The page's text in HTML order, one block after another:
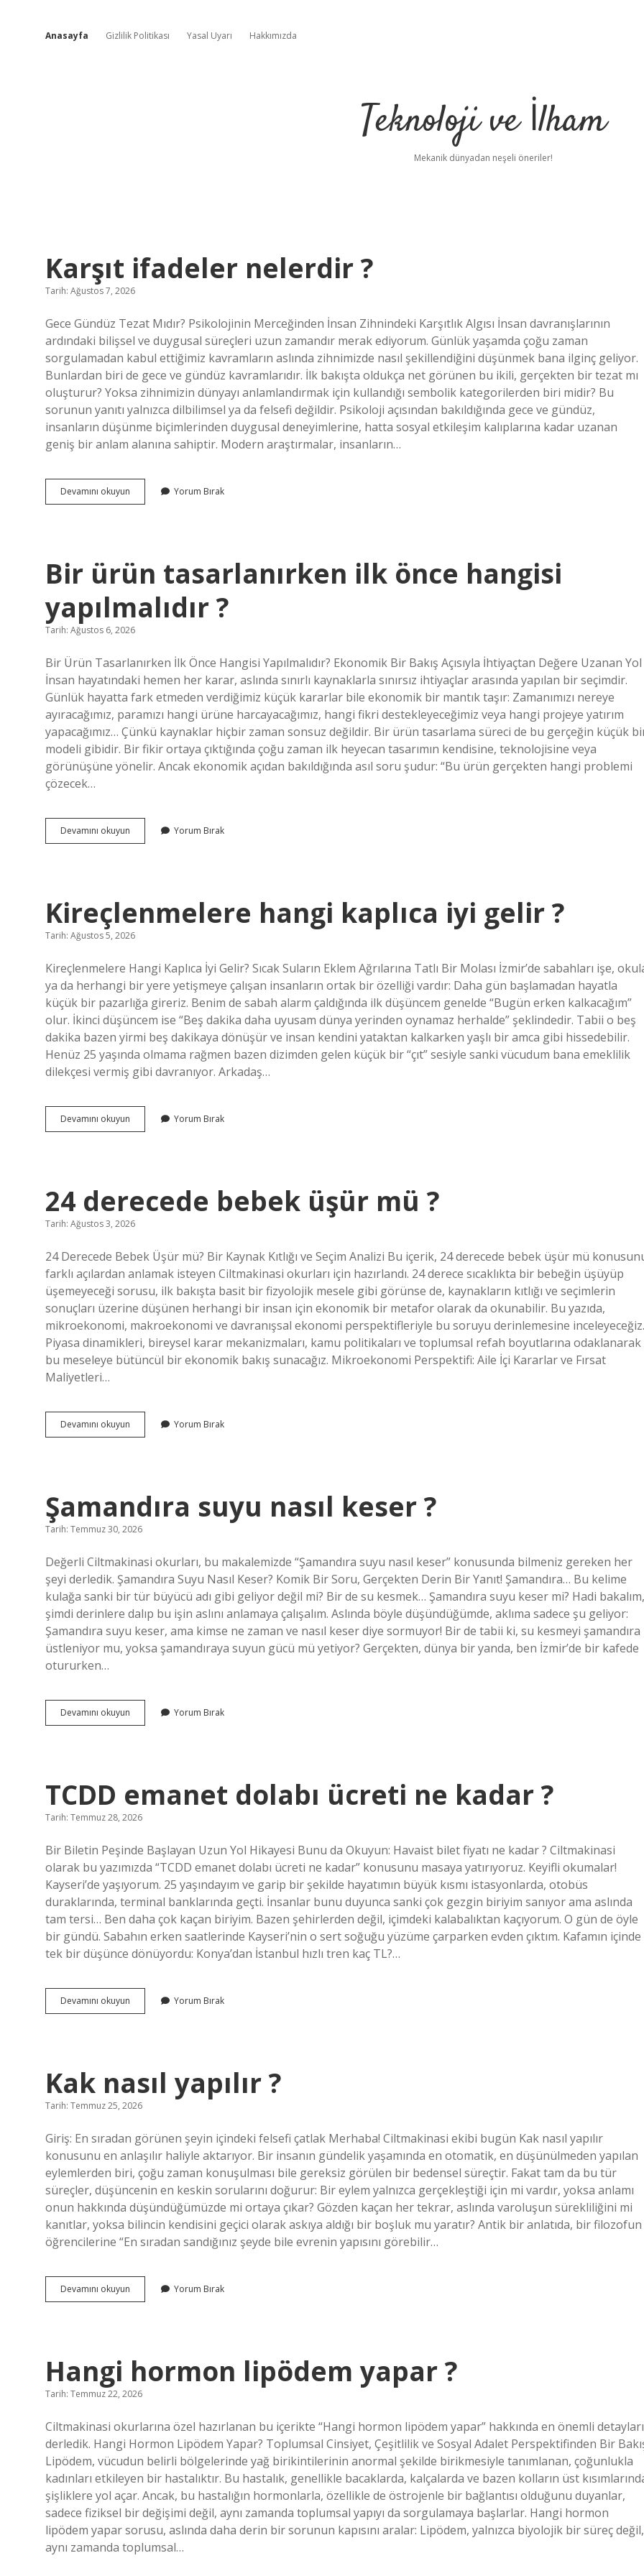
Anasayfa Gizlilik Politikası Yasal Uyarı Hakkımızda
Teknoloji ve İlham
Mekanik dünyadan neşeli öneriler!
Teknoloji
ve
İlham
Yazılar
Karşıt ifadeler nelerdir ?
Tarih: Ağustos 7, 2026
Gece Gündüz Tezat Mıdır? Psikolojinin Merceğinden İnsan Zihnindeki Karşıtlık Algısı İnsan davranışlarının
ardındaki bilişsel ve duygusal süreçleri uzun zamandır merak ediyorum. Günlük yaşamda çoğu zaman
sorgulamadan kabul ettiğimiz kavramların aslında zihnimizde nasıl şekillendiğini düşünmek bana ilginç geliyor.
Bunlardan biri de gece ve gündüz kavramlarıdır. İlk bakışta oldukça net görünen bu ikili, gerçekten bir tezat mı
oluşturur? Yoksa zihnimizin dünyayı anlamlandırmak için kullandığı sembolik kategorilerden biri midir? Bu
sorunun yanıtı yalnızca dilbilimsel ya da felsefi değildir. Psikoloji açısından bakıldığında gece ve gündüz,
insanların düşünme biçimlerinden duygusal deneyimlerine, hatta sosyal etkileşim kalıplarına kadar uzanan
geniş bir anlam alanına sahiptir. Modern araştırmalar, insanların…
Devamını okuyun
ifadeler
Yorum Bırak
Bir ürün tasarlanırken ilk önce hangisi
yapılmalıdır ?
Tarih: Ağustos 6, 2026
Bir Ürün Tasarlanırken İlk Önce Hangisi Yapılmalıdır? Ekonomik Bir Bakış Açısıyla İhtiyaçtan Değere Uzanan Yol
İnsan hayatındaki hemen her karar, aslında sınırlı kaynaklarla sınırsız ihtiyaçlar arasında yapılan bir seçimdir.
Günlük hayatta fark etmeden verdiğimiz küçük kararlar bile ekonomik bir mantık taşır: Zamanımızı nereye
ayıracağımız, paramızı hangi ürüne harcayacağımız, hangi fikri destekleyeceğimiz veya hangi projeye yatırım
yapacağımız… Çünkü kaynaklar hiçbir zaman sonsuz değildir. Bir ürün tasarlama süreci de bu gerçeğin küçük
modeli gibidir. Bir fikir ortaya çıktığında çoğu zaman ilk heyecan tasarımın kendisine, teknolojisine veya
görünüşüne yönelir. Ancak ekonomik açıdan bakıldığında asıl soru şudur: “Bu ürün gerçekten hangi problemi
çözecek…
Devamını okuyun
ürün
yapılmalıdır
?
Yorum Bırak
Kireçlenmelere hangi kaplıca iyi gelir ?
Tarih: Ağustos 5, 2026
Kireçlenmelere Hangi Kaplıca İyi Gelir? Sıcak Suların Eklem Ağrılarına Tatlı Bir Molası İzmir’de sabahları işe,
ya da herhangi bir yere yetişmeye çalışan insanların ortak bir özelliği vardır: Daha gün başlamadan hayatla
küçük bir pazarlığa gireriz. Benim de sabah alarm çaldığında ilk düşüncem genelde “Bugün erken kalkacağım”
olur. İkinci düşüncem ise “Beş dakika daha uyusam dünya yerinden oynamaz herhalde” şeklindedir. Tabii o beş
dakika bazen yirmi beş dakikaya dönüşür ve insan kendini yataktan kalkarken yaşlı bir amca gibi hissedebilir.
Henüz 25 yaşında olmama rağmen bazen dizimden gelen küçük bir “çıt” sesiyle sanki vücudum bana emeklilik
dilekçesi vermiş gibi davranıyor. Arkadaş…
Devamını okuyun Kireçlenmelere
hangi
Yorum Bırak
24 derecede bebek üşür mü ?
Tarih: Ağustos 3, 2026
24 Derecede Bebek Üşür mü? Bir Kaynak Kıtlığı ve Seçim Analizi Bu içerik, 24 derecede bebek üşür mü
farklı açılardan anlamak isteyen Ciltmakinasi okurları için hazırlandı. 24 derece sıcaklıkta bir bebeğin üşüyüp
üşemeyeceği sorusu, ilk bakışta basit bir fizyolojik mesele gibi görünse de, kaynakların kıtlığı ve seçimlerin
sonuçları üzerine düşünen herhangi bir insan için ekonomik bir metafor olarak da okunabilir. Bu yazıda,
mikroekonomi, makroekonomi ve davranışsal ekonomi perspektifleriyle bu soruyu derinlemesine inceleyeceğiz.
Piyasa dinamikleri, bireysel karar mekanizmaları, kamu politikaları ve toplumsal refah boyutlarına odaklanarak
bu meseleye bütüncül bir ekonomik bakış sunacağız. Mikroekonomi Perspektifi: Aile İçi Kararlar ve Fırsat
Maliyetleri…
Devamını okuyun
derecede
Yorum Bırak
Şamandıra suyu nasıl keser ?
Tarih: Temmuz 30, 2026
Değerli Ciltmakinasi okurları, bu makalemizde “Şamandıra suyu nasıl keser” konusunda bilmeniz gereken her
şeyi derledik. Şamandıra Suyu Nasıl Keser? Komik Bir Soru, Gerçekten Derin Bir Yanıt! Şamandıra… Bu kelime
kulağa sanki bir tür büyücü adı gibi geliyor değil mi? Bir de su kesmek… Şamandıra suyu keser mi? Hadi bakalım,
şimdi derinlere dalıp bu işin aslını anlamaya çalışalım. Aslında böyle düşündüğümde, aklıma sadece şu geliyor:
Şamandıra suyu keser, ama kimse ne zaman ve nasıl keser diye sormuyor! Bir de tabii ki, su kesmeyi şamandıra
üstleniyor mu, yoksa şamandıraya suyun gücü mü yetiyor? Gerçekten, dünya bir yanda, ben İzmir’de bir kafede
otururken…
Devamını okuyun Şamandıra
suyu
Yorum Bırak
TCDD emanet dolabı ücreti ne kadar ?
Tarih: Temmuz 28, 2026
Bir Biletin Peşinde Başlayan Uzun Yol Hikayesi Bunu da Okuyun: Havaist bilet fiyatı ne kadar ? Ciltmakinasi
olarak bu yazımızda “TCDD emanet dolabı ücreti ne kadar” konusunu masaya yatırıyoruz. Keyifli okumalar!
Kayseri’de yaşıyorum. 25 yaşındayım ve garip bir şekilde hayatımın büyük kısmı istasyonlarda, otobüs
duraklarında, terminal banklarında geçti. İnsanlar bunu duyunca sanki çok gezgin biriyim sanıyor ama aslında
tam tersi… Ben daha çok kaçan biriyim. Bazen şehirlerden değil, içimdeki kalabalıktan kaçıyorum. O gün de öyle
bir gündü. Sabahın erken saatlerinde Kayseri’nin o sert soğuğu yüzüme çarparken evden çıktım. Kafamın içinde
tek bir düşünce dönüyordu: Konya’dan İstanbul hızlı tren kaç TL?…
Devamını okuyun
emanet
?
Yorum Bırak
Kak nasıl yapılır ?
Tarih: Temmuz 25, 2026
Giriş: En sıradan görünen şeyin içindeki felsefi çatlak Merhaba! Ciltmakinasi ekibi bugün Kak nasıl yapılır
konusunu en anlaşılır haliyle aktarıyor. Bir insanın gündelik yaşamında en otomatik, en düşünülmeden yapılan
eylemlerden biri, çoğu zaman konuşulması bile gereksiz görülen bir bedensel süreçtir. Fakat tam da bu tür
süreçler, düşüncenin en keskin sorularını doğurur: Bir eylem yalnızca gerçekleştiği için mi vardır, yoksa anlamı
onun hakkında düşündüğümüzde mi ortaya çıkar? Gözden kaçan her tekrar, aslında varoluşun sürekliliğini mi
kanıtlar, yoksa bilincin kendisini geçici olarak askıya aldığı bir boşluk mu yaratır? Antik bir anlatıda, bir filozofun
öğrencilerine “En sıradan sandığınız şeyde bile evrenin yapısını görebilir…
Devamını okuyun
nasıl
Yorum Bırak
Hangi hormon lipödem yapar ?
Tarih: Temmuz 22, 2026
Ciltmakinasi okurlarına özel hazırlanan bu içerikte “Hangi hormon lipödem yapar” hakkında en önemli detayları
derledik. Hangi Hormon Lipödem Yapar? Toplumsal Cinsiyet, Çeşitlilik ve Sosyal Adalet Perspektifinden Bir
Lipödem, vücudun belirli bölgelerinde yağ birikintilerinin anormal şekilde birikmesiyle tanımlanan, çoğunlukla
kadınları etkileyen bir hastalıktır. Bu hastalık, genellikle bacaklarda, kalçalarda ve bazen kolların üst
şişliklere yol açar. Ancak, bu hastalığın hormonlarla, özellikle de östrojenle bir bağlantısı olduğunu duyanlar,
sadece fiziksel bir değişimi değil, aynı zamanda toplumsal yapıyı da sorgulamaya başlarlar. Hangi hormon
lipödem yapar sorusu, aslında daha derin bir sorunun kapısını aralar: Lipödem, yalnızca biyolojik bir süreç değil,
aynı zamanda toplumsal…